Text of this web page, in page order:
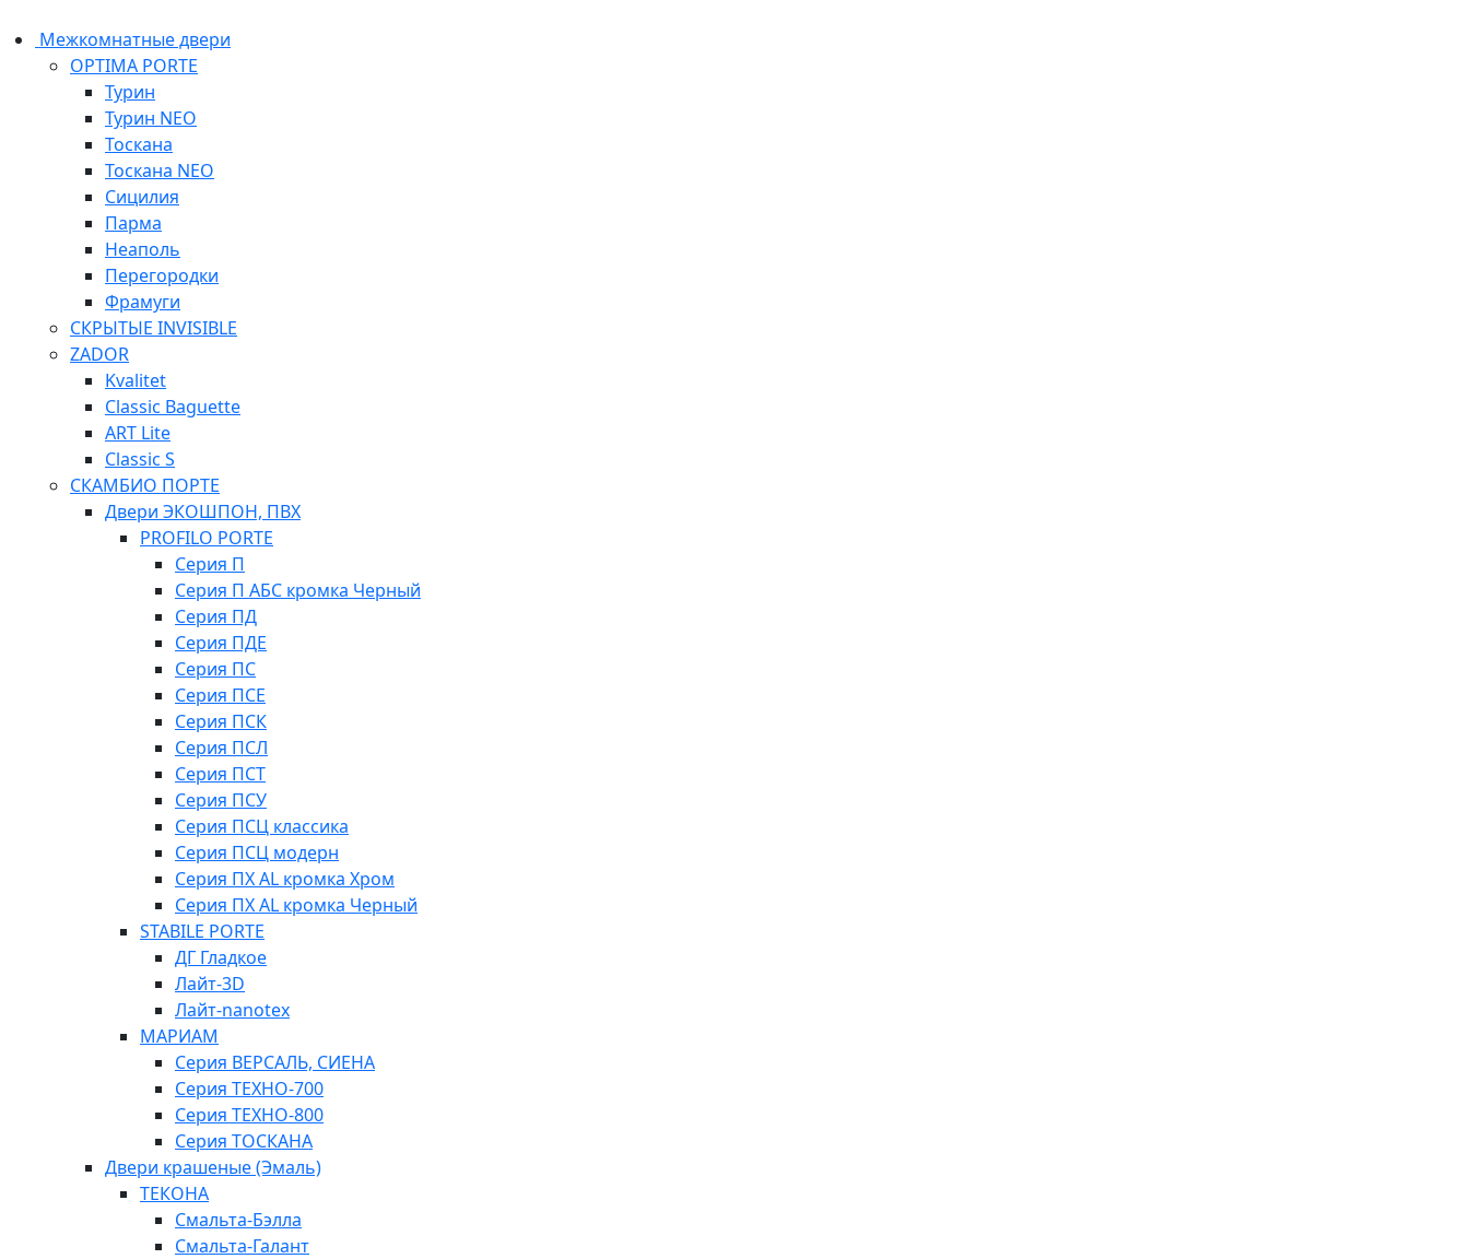
Межкомнатные двери
OPTIMA PORTE
Турин
Турин NEO
Тоскана
Тоскана NEO
Сицилия
Парма
Неаполь
Перегородки
Фрамуги
СКРЫТЫЕ INVISIBLE
ZADOR
Kvalitet
Classic Baguette
ART Lite
Classic S
СКАМБИО ПОРТЕ
Двери ЭКОШПОН, ПВХ
PROFILO PORTE
Серия П
Серия П АБС кромка Черный
Серия ПД
Серия ПДЕ
Серия ПС
Серия ПСЕ
Серия ПСК
Серия ПСЛ
Серия ПСТ
Серия ПСУ
Серия ПСЦ классика
Серия ПСЦ модерн
Серия ПХ AL кромка Хром
Серия ПХ AL кромка Черный
STABILE PORTE
ДГ Гладкое
Лайт-3D
Лайт-nanotex
МАРИАМ
Серия ВЕРСАЛЬ, СИЕНА
Серия ТЕХНО-700
Серия ТЕХНО-800
Серия ТОСКАНА
Двери крашеные (Эмаль)
ТЕКОНА
Смальта-Бэлла
Смальта-Галант